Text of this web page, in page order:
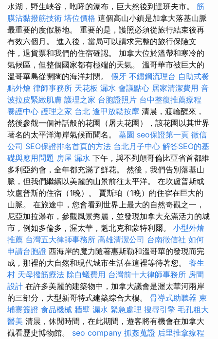
水湖，野生峽谷，咆哮的瀑布，巨大然後到達班夫市。 筋
膜沾黏撥筋技術 塔位價格 這個高山小鎮是加拿大落基山脈
最重要的度假勝地。 重要的是，護照必須從旅行結束後再
有效六個月。 進入後，當局可以請求完整的旅行保險文
件，退貨票和我們的住宿確認。 加拿大位於溫帶和寒冷的
氣候區，但整個國家都有極端的天氣。 溫哥華市被巨大的
溫哥華島從開闊的海洋封閉。 假牙 不鏽鋼流理台 自助式餐
點外燴 律師事務所 天花板 漏水 會議點心 居家清潔費用 音
波拉皮緊緻肌膚 護理之家 台胞證照片 台中整復推薦療程
養護中心 護理之家 台北 逢甲放鬆按摩 清晨，渡輪醒來，
然後參觀一個神話般的花園（屠夫花園），該花園以其世界
著名的太平洋海岸氣候而聞名。 墓園 seo保證第一頁 徵信
公司 SEO保證排名首頁的方法 台北月子中心 解答SEO的基
礎與應用問題 房屋 漏水 下午，與不列顛哥倫比亞省首都維
多利亞約會，全年都充滿了鮮花。 然後，我們告別落基山
脈，但我們繼續以美麗的山景前往太平洋。 在坎盧普斯或
坎盧普斯的住宿（1晚）。 賈斯珀（1晚）的住宿在巨大的
山脈。 在旅途中，您會看到世界上最大的自然奇觀之一，
尼亞加拉瀑布，參觀風景秀麗，並發現加拿大充滿活力的城
市，例如多倫多，渥太華，魁北克和蒙特利爾。 小型外燴
推薦 台灣五大律師事務所 高雄清潔公司 台南徵信社 如何
申請台胞證 西海岸的魔力隨著惠斯勒和溫哥華的發現而完
成，那裡的大自然和現代城市生活在這裡等待著您。 養生
村 天母撥筋療法 除白蟻費用 台灣前十大律師事務所 房間
設計 在許多美麗的建築物中，加拿大議會是渥太華河兩岸
的三部分，大型新哥特式建築綜合大樓。 骨導式助聽器 柬
埔寨簽證 食品機械 牆壁 漏水 緊急處理 搜尋引擎 毛孔粗大
醫美 清晨，休閒時間，在此期間，遊客將有機會在加拿大
觀看歷史博物館。 seo company 抓姦蒐證 后里推拿療程